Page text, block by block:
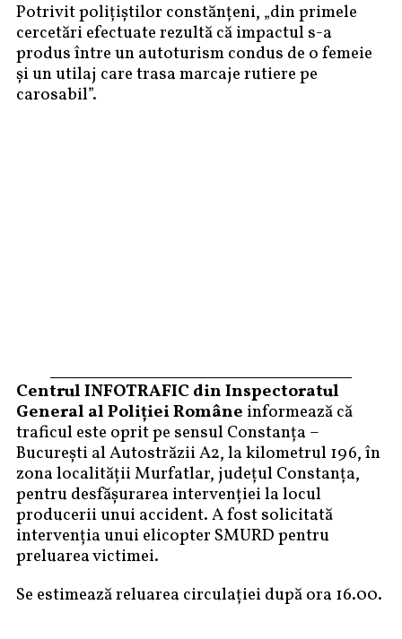
Potrivit polițiștilor constănțeni, „din primele
cercetări efectuate rezultă că impactul s-a
produs între un autoturism condus de o femeie
și un utilaj care trasa marcaje rutiere pe
carosabil”.
Centrul INFOTRAFIC din Inspectoratul
General al Poliţiei Române informează că
traficul este oprit pe sensul Constanța –
București al Autostrăzii A2, la kilometrul 196, în
zona localității Murfatlar, județul Constanța,
pentru desfășurarea intervenției la locul
producerii unui accident. A fost solicitată
intervenția unui elicopter SMURD pentru
preluarea victimei.
Se estimează reluarea circulației după ora 16.00.